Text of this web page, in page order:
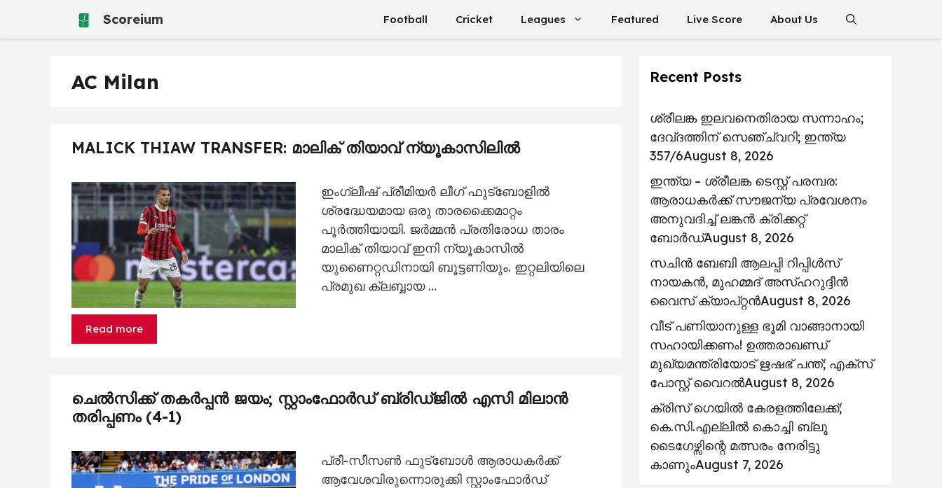
Scoreium Football Cricket Leagues Featured Live Score About Us
AC Milan
MALICK THIAW TRANSFER: മാലിക് തിയാവ് ന്യൂകാസിലിൽ
ഇംഗ്ലീഷ് പ്രീമിയർ ലീഗ് ഫുട്ബോളിൽ
ശ്രദ്ധേയമായ ഒരു താരക്കൈമാറ്റം
പൂർത്തിയായി. ജർമ്മൻ പ്രതിരോധ താരം
മാലിക് തിയാവ് ഇനി ന്യൂകാസിൽ
യുണൈറ്റഡിനായി ബൂട്ടണിയും. ഇറ്റലിയിലെ
പ്രമുഖ ക്ലബ്ബായ …
Read more
ചെൽസിക്ക് തകർപ്പൻ ജയം; സ്റ്റാംഫോർഡ് ബ്രിഡ്ജിൽ എസി മിലാൻ
തരിപ്പണം (4-1)
പ്രീ-സീസൺ ഫുട്ബോൾ ആരാധകർക്ക്
ആവേശവിരുന്നൊരുക്കി സ്റ്റാംഫോർഡ്
Recent Posts
ശ്രീലങ്ക ഇലവനെതിരായ സന്നാഹം;
ദേവ്ദത്തിന് സെഞ്ച്വറി; ഇന്ത്യ
357/6August 8, 2026
ഇന്ത്യ – ശ്രീലങ്ക ടെസ്റ്റ് പരമ്പര:
ആരാധകർക്ക് സൗജന്യ പ്രവേശനം
അനുവദിച്ച് ലങ്കൻ ക്രിക്കറ്റ്
ബോർഡ്August 8, 2026
സചിൻ ബേബി ആലപ്പി റിപ്പിൾസ്
നായകൻ, മുഹമ്മദ് അസ്ഹറുദ്ദീൻ
വൈസ് ക്യാപ്റ്റൻAugust 8, 2026
വീട് പണിയാനുള്ള ഭൂമി വാങ്ങാനായി
സഹായിക്കണം! ഉത്തരാഖണ്ഡ്
മുഖ്യമന്ത്രിയോട് ഋഷഭ് പന്ത്; എക്സ്
പോസ്റ്റ് വൈറൽAugust 8, 2026
ക്രിസ് ഗെയിൽ കേരളത്തിലേക്ക്;
കെ.സി.എല്ലിൽ കൊച്ചി ബ്ലൂ
ടൈഗേഴ്സിന്റെ മത്സരം നേരിട്ടു
കാണുംAugust 7, 2026